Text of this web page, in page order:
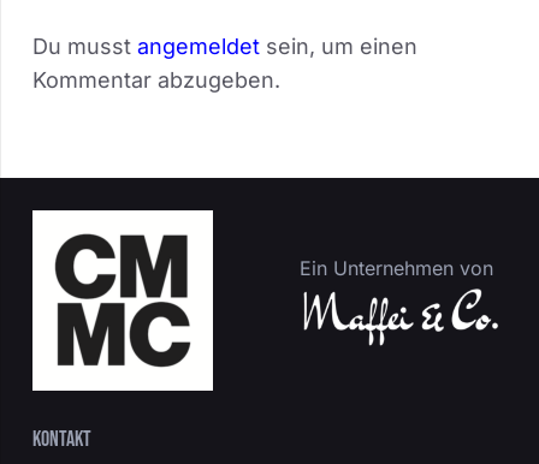
Du musst angemeldet sein, um einen
Kommentar abzugeben.
Ein Unternehmen von
Kontakt